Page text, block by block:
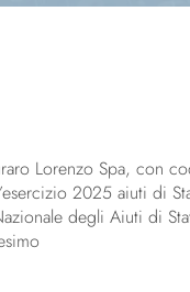
Lorenzo Spa, con
2025 aiuti di
degli Aiuti di